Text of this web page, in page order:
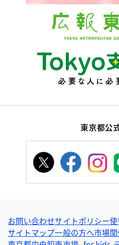
東京都公
お問い合わせサイトポリシー
サイトマップ一般の方へ市場